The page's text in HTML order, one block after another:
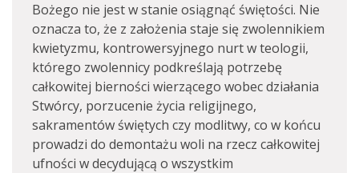
Bożego nie jest w stanie osiągnąć świętości. Nie
oznacza to, że z założenia staje się zwolennikiem
kwietyzmu, kontrowersyjnego nurt w teologii,
którego zwolennicy podkreślają potrzebę
całkowitej bierności wierzącego wobec działania
Stwórcy, porzucenie życia religijnego,
sakramentów świętych czy modlitwy, co w końcu
prowadzi do demontażu woli na rzecz całkowitej
ufności w decydującą o wszystkim